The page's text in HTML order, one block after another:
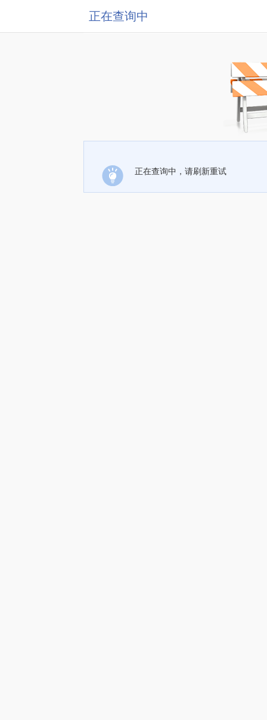
正在查询中
正在查询中，请刷新重试